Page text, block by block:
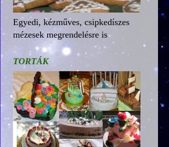
Egyedi, kézműves, csipkedíszes
mézesek megrendelésre is
TORTÁK